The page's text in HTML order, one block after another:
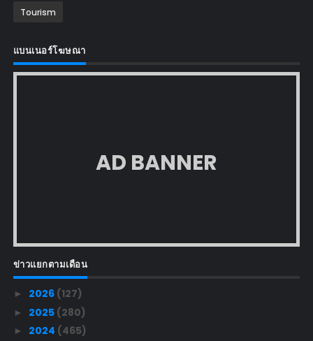
Tourism
แบนเนอร์โฆษณา
AD BANNER
ข่าวแยกตามเดือน
► 2026 (127)
► 2025 (280)
► 2024 (465)